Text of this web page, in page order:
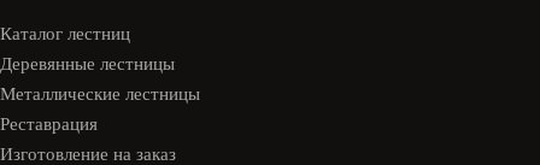
Каталог лестниц
Деревянные лестницы
Металлические лестницы
Реставрация
Изготовление на заказ